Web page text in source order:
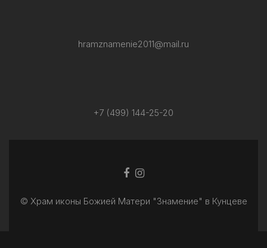
hramznamenie2011@mail.ru
+7 (499) 144-25-20
Facebook
Ссылка
© Храм иконы Божией Матери "Знамение" в Кунцеве